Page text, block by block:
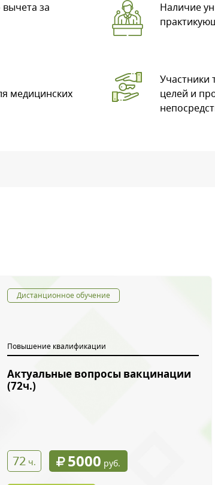
за
Наличие
медицинских
Участники
целей и
Дистанционное обучение
Повышение квалификации
Актуальные вопросы вакцинации
(72ч.)
72 ч. 5000 руб.